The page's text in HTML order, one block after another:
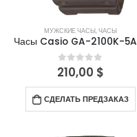
МУЖСКИЕ ЧАСЫ,ЧАСЫ
0out of 5
210,00 $
СДЕЛАТЬ ПРЕДЗАКАЗ